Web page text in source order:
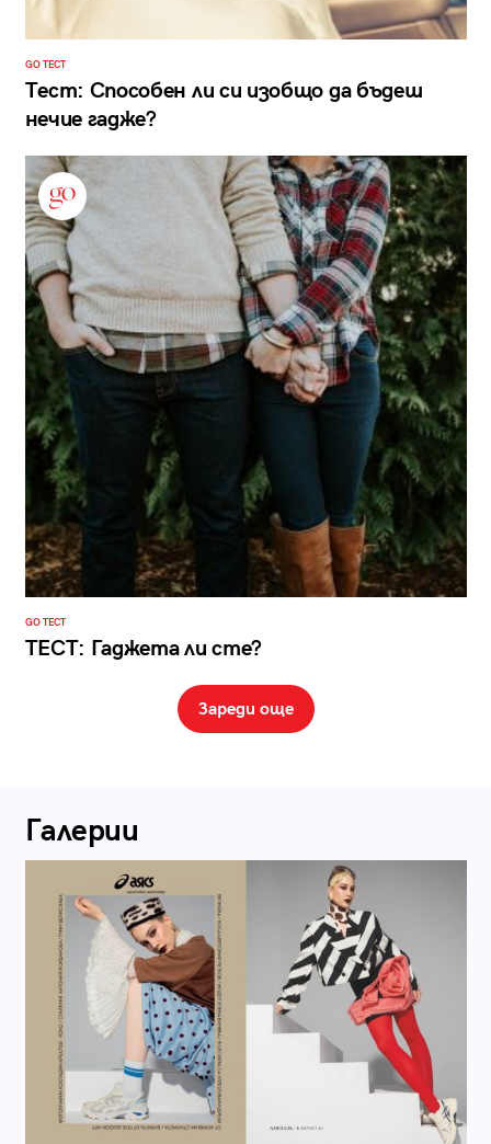
GO ТЕСТ
Тест: Способен ли си изобщо да бъдеш
нечие гадже?
GO ТЕСТ
ТЕСТ: Гаджета ли сте?
Зареди още
Галерии